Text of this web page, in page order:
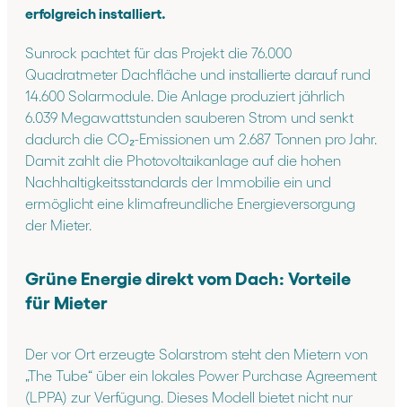
erfolgreich installiert.
Sunrock pachtet für das Projekt die 76.000
Quadratmeter Dachfläche und installierte darauf rund
14.600 Solarmodule. Die Anlage produziert jährlich
6.039 Megawattstunden sauberen Strom und senkt
dadurch die CO₂-Emissionen um 2.687 Tonnen pro Jahr.
Damit zahlt die Photovoltaikanlage auf die hohen
Nachhaltigkeitsstandards der Immobilie ein und
ermöglicht eine klimafreundliche Energieversorgung
der Mieter.
Grüne Energie direkt vom Dach: Vorteile
für Mieter
Der vor Ort erzeugte Solarstrom steht den Mietern von
„The Tube“ über ein lokales Power Purchase Agreement
(LPPA) zur Verfügung. Dieses Modell bietet nicht nur